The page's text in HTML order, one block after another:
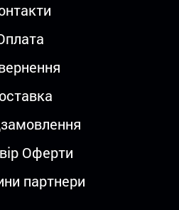
Оферти
партнери